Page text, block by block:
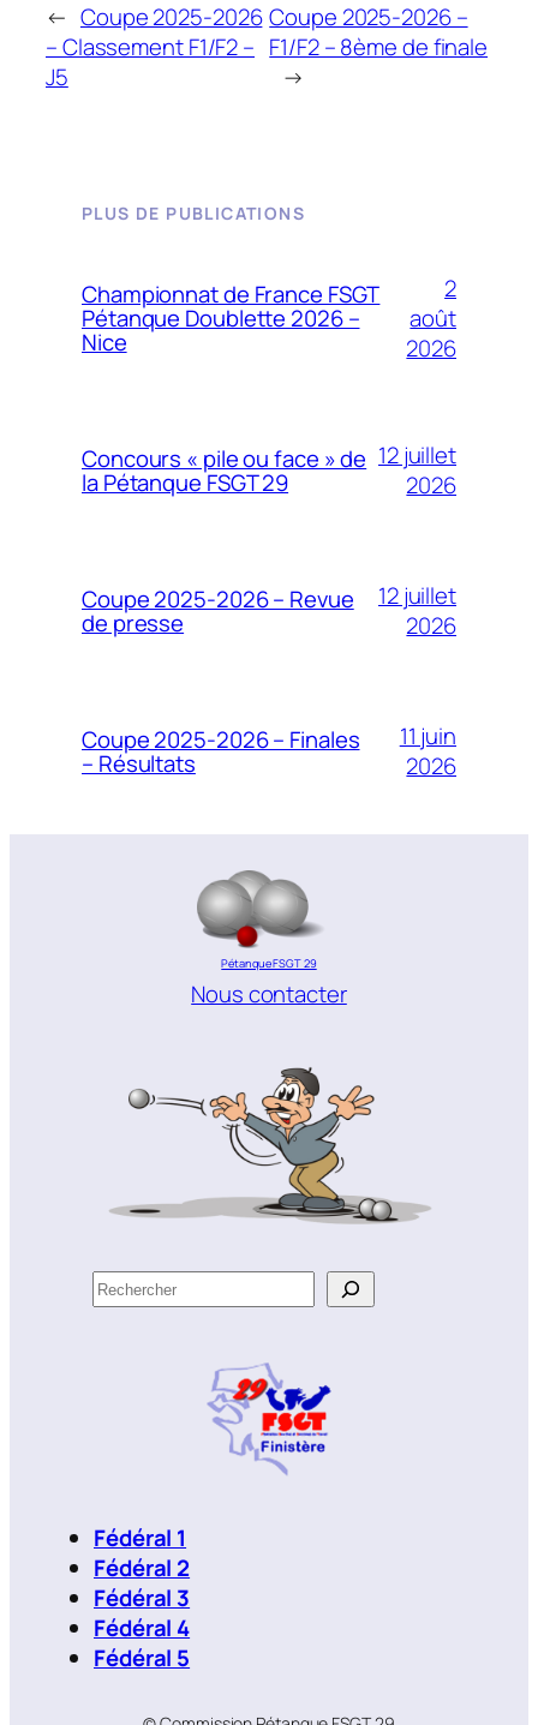
← Coupe 2025-2026
– Classement F1/F2 –
J5
Coupe 2025-2026 –
F1/F2 – 8ème de finale
→
PLUS DE PUBLICATIONS
Championnat de France FSGT
Pétanque Doublette 2026 –
Nice
2
août
2026
Concours « pile ou face » de
la Pétanque FSGT 29
12 juillet
2026
Coupe 2025-2026 – Revue
de presse
12 juillet
2026
Coupe 2025-2026 – Finales
– Résultats
11 juin
2026
Pétanque FSGT 29
Nous contacter
Fédéral 1
Fédéral 2
Fédéral 3
Fédéral 4
Fédéral 5